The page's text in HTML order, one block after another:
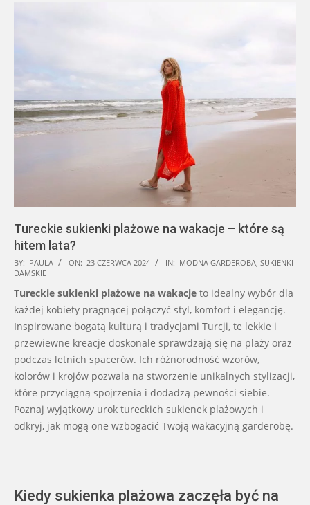
Tureckie sukienki plażowe na wakacje – które są
hitem lata?
2024-
06-
23
BY: PAULA ON: 23 CZERWCA 2024 IN: MODNA GARDEROBA SUKIENKI
DAMSKIE
Tureckie sukienki plażowe na wakacje to idealny wybór dla
każdej kobiety pragnącej połączyć styl, komfort i elegancję.
Inspirowane bogatą kulturą i tradycjami Turcji, te lekkie i
przewiewne kreacje doskonale sprawdzają się na plaży oraz
podczas letnich spacerów. Ich różnorodność wzorów,
kolorów i krojów pozwala na stworzenie unikalnych stylizacji,
które przyciągną spojrzenia i dodadzą pewności siebie.
Poznaj wyjątkowy urok tureckich sukienek plażowych i
odkryj, jak mogą one wzbogacić Twoją wakacyjną garderobę.
Kiedy sukienka plażowa zaczęła być na